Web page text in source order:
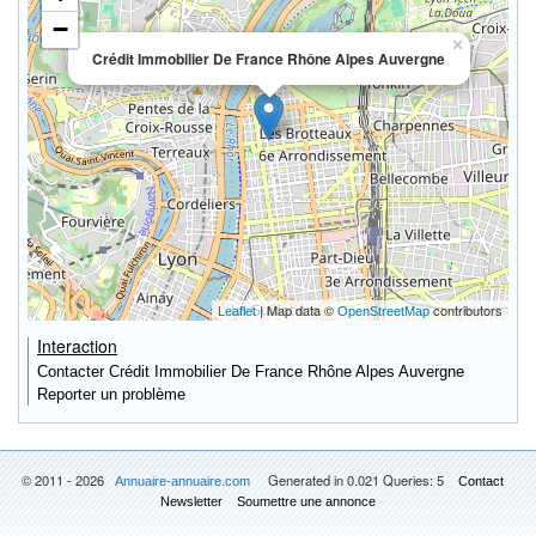
Crédit Immobilier De France Rhône Alpes Auvergne
×
−
Leaflet| Map data ©OpenStreetMapcontributors
Interaction
Contacter Crédit Immobilier De France Rhône Alpes Auvergne
Reporter un problème
© 2011 - 2026 Annuaire-annuaire.com Generated in 0.021 Queries: 5
Contact
Newsletter
Soumettre une annonce